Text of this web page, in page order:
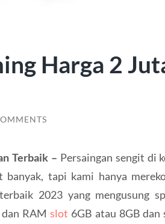
Harga 2
Terbaik – Persaingan sengit di
banyak, tapi kami hanya
2023 yang mengusung
RAM slot 6GB atau 8GB dan